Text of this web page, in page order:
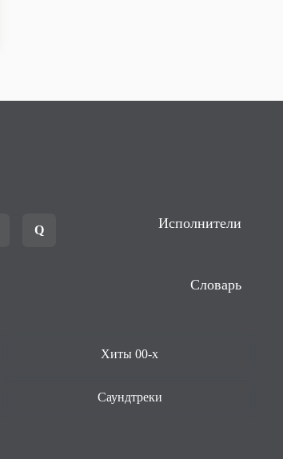
Q Исполнители
Словарь
Хиты 00-х
Саундтреки